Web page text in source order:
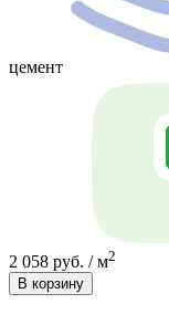
цемент
2 058 руб. / м2
В корзину